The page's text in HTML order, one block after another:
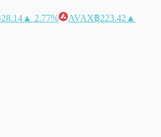
▲ 2.77% AVAX฿223.42 ▲